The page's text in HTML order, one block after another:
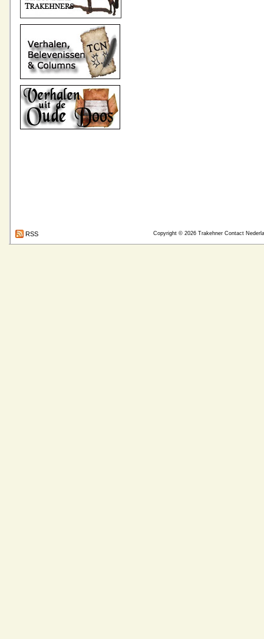
Copyright © 2026 Trakehner Contact
RSS